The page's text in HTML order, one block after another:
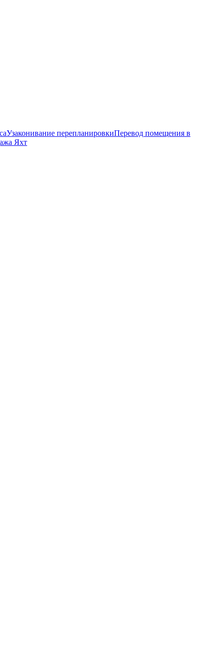
Узаконивание перепланировкиПеревод помещения в
Яхт